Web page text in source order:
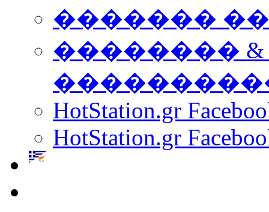
������� ���
��������
HotStation.gr
HotStation.gr